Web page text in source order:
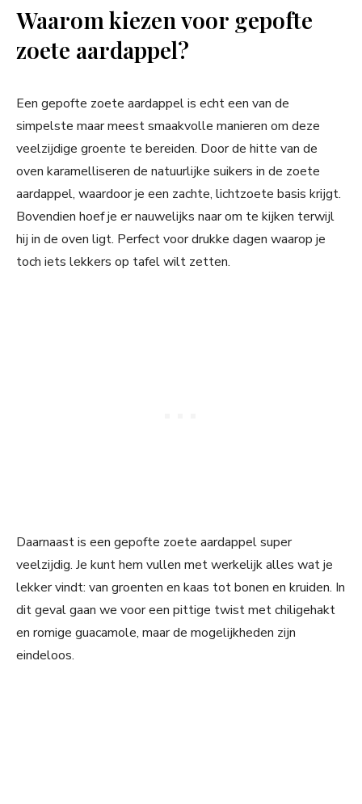
Waarom kiezen voor gepofte
zoete aardappel?
Een gepofte zoete aardappel is echt een van de
simpelste maar meest smaakvolle manieren om deze
veelzijdige groente te bereiden. Door de hitte van de
oven karamelliseren de natuurlijke suikers in de zoete
aardappel, waardoor je een zachte, lichtzoete basis krijgt.
Bovendien hoef je er nauwelijks naar om te kijken terwijl
hij in de oven ligt. Perfect voor drukke dagen waarop je
toch iets lekkers op tafel wilt zetten.
Daarnaast is een gepofte zoete aardappel super
veelzijdig. Je kunt hem vullen met werkelijk alles wat je
lekker vindt: van groenten en kaas tot bonen en kruiden. In
dit geval gaan we voor een pittige twist met chiligehakt
en romige guacamole, maar de mogelijkheden zijn
eindeloos.